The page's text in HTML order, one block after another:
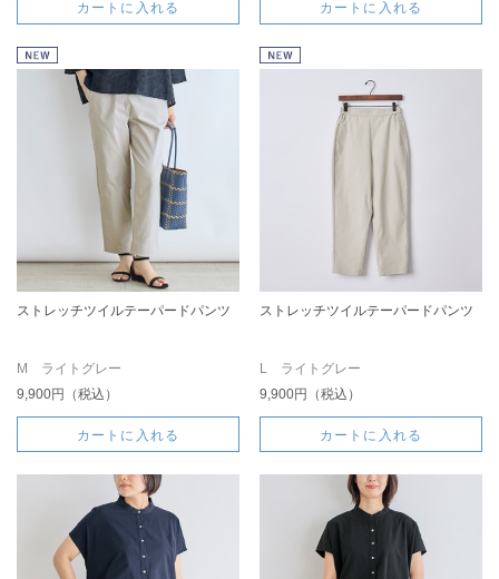
カートに入れる カートに入れる
ストレッチツイルテーパードパンツ
M ライトグレー
9,900円（税込）
カートに入れる
ストレッチツイルテーパードパンツ
L ライトグレー
9,900円（税込）
カートに入れる